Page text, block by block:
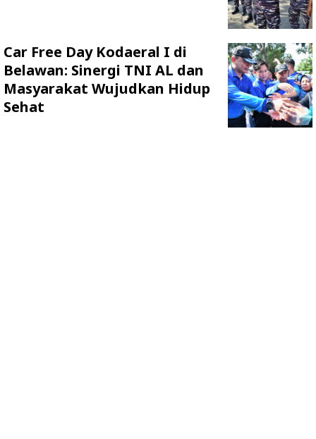
Car Free Day Kodaeral I di
Belawan: Sinergi TNI AL dan
Masyarakat Wujudkan Hidup
Sehat